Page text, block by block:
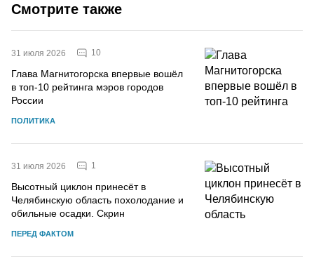
Смотрите также
31 июля 2026 10
Глава Магнитогорска впервые вошёл
в топ-10 рейтинга мэров городов
России
ПОЛИТИКА
31 июля 2026 1
Высотный циклон принесёт в
Челябинскую область похолодание и
обильные осадки. Скрин
ПЕРЕД ФАКТОМ